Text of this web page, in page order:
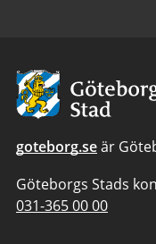
Avsändare
goteborg.seär
Göteborgs Stads
Telefonnummer
031-365 00 00